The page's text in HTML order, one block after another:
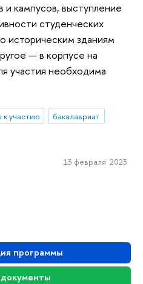
программы
и кампусов, выступление
студенческих
историческим зданиям
— в корпусе на
участия необходима
к участию
бакалавриат
13 февраля 2023